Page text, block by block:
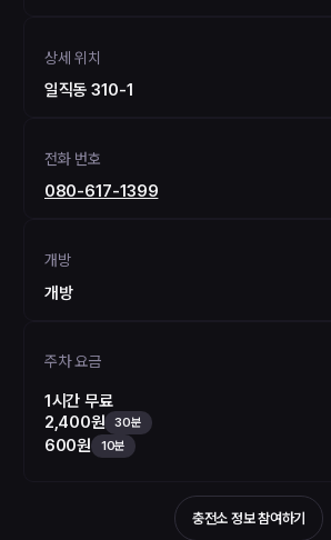
상세 위치
일직동 310-1
전화 번호
080-617-1399
개방
개방
주차 요금
1시간 무료
2,400원 30분
600원 10분
충전소 정보 참여하기